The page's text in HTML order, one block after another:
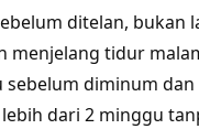
ditelan, bukan
menjelang tidur
diminum
dari 2 minggu